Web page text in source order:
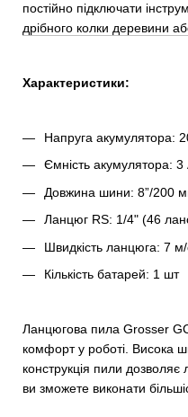
постійно підключати
дрібного колки деревини
Характеристики:
Напруга акумулятора:
Ємність акумулятора: 3
Довжина шини: 8”/200
Ланцюг RS: 1/4" (46
Швидкість ланцюга: 7
Кількість батарей: 1 шт
Ланцюгова пила Grosser
комфорт у роботі. Висока
конструкція пили
ви зможете виконати